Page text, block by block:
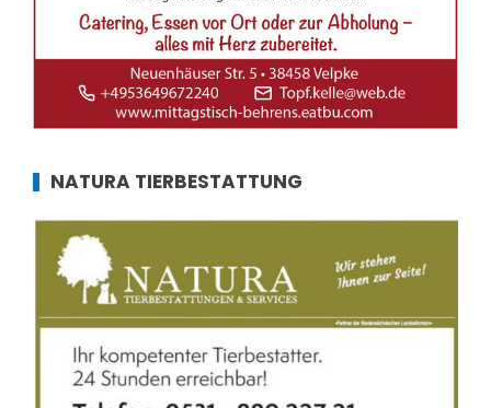
NATURA TIERBESTATTUNG